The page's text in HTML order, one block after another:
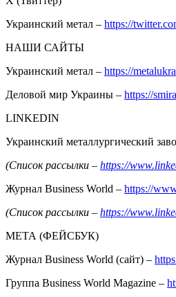
Украинский метал – https://
НАШИ САЙТЫ
Украинский метал – https://
Деловой мир Украины – https://
LINKEDIN
Украинский металлургический
(Список рассылки – https://
Журнал Business World – https://
(Список рассылки – https://
МЕТА (ФЕЙСБУК)
Журнал Business World (сайт) –
Группа Business World Magazine –